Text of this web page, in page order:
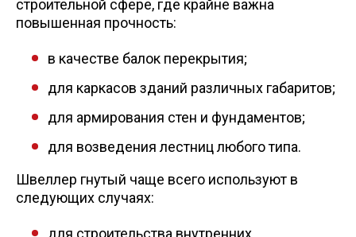
строительной сфере, где крайне важна
повышенная прочность:
в качестве балок перекрытия;
для каркасов зданий различных габаритов;
для армирования стен и фундаментов;
для возведения лестниц любого типа.
Швеллер гнутый чаще всего используют в
следующих случаях:
для строительства внутренних